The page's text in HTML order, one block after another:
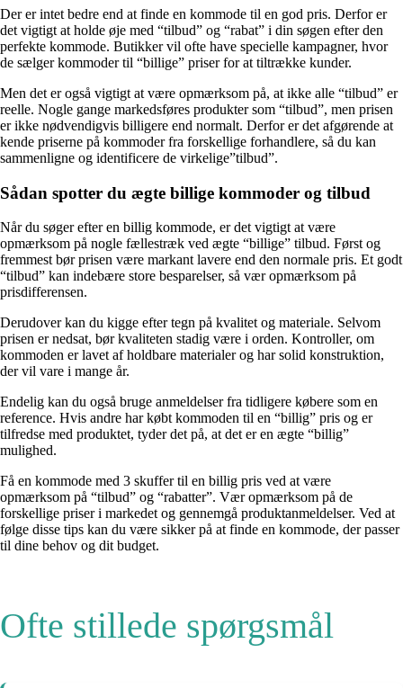
Der er intet bedre end at finde en kommode til en god pris. Derfor er
det vigtigt at holde øje med “tilbud” og “rabat” i din søgen efter den
perfekte kommode. Butikker vil ofte have specielle kampagner, hvor
de sælger kommoder til “billige” priser for at tiltrække kunder.
Men det er også vigtigt at være opmærksom på, at ikke alle “tilbud” er
reelle. Nogle gange markedsføres produkter som “tilbud”, men prisen
er ikke nødvendigvis billigere end normalt. Derfor er det afgørende at
kende priserne på kommoder fra forskellige forhandlere, så du kan
sammenligne og identificere de virkelige”tilbud”.
Sådan spotter du ægte billige kommoder og tilbud
Når du søger efter en billig kommode, er det vigtigt at være
opmærksom på nogle fællestræk ved ægte “billige” tilbud. Først og
fremmest bør prisen være markant lavere end den normale pris. Et godt
“tilbud” kan indebære store besparelser, så vær opmærksom på
prisdifferensen.
Derudover kan du kigge efter tegn på kvalitet og materiale. Selvom
prisen er nedsat, bør kvaliteten stadig være i orden. Kontroller, om
kommoden er lavet af holdbare materialer og har solid konstruktion,
der vil vare i mange år.
Endelig kan du også bruge anmeldelser fra tidligere købere som en
reference. Hvis andre har købt kommoden til en “billig” pris og er
tilfredse med produktet, tyder det på, at det er en ægte “billig”
mulighed.
Få en kommode med 3 skuffer til en billig pris ved at være
opmærksom på “tilbud” og “rabatter”. Vær opmærksom på de
forskellige priser i markedet og gennemgå produktanmeldelser. Ved at
følge disse tips kan du være sikker på at finde en kommode, der passer
til dine behov og dit budget.
Ofte stillede spørgsmål